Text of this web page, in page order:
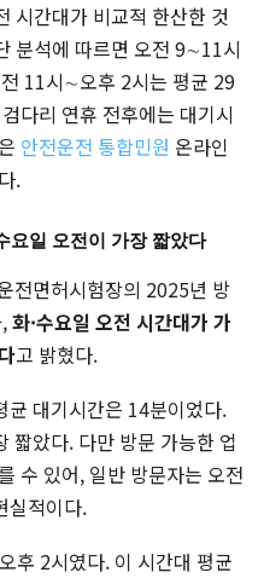
시간대가 비교적 한산한 것
분석에 따르면 오전 9∼11시
11시∼오후 2시는 평균 29
다리 연휴 전후에는 대기시
안전운전 통합민원 온라인
.
요일 오전이 가장 짧았다
전면허시험장의 2025년 방
화·수요일 오전 시간대가 가
고 밝혔다.
대기시간은 14분이었다.
았다. 다만 방문 가능한 업
수 있어, 일반 방문자는 오전
실적이다.
후 2시였다. 이 시간대 평균